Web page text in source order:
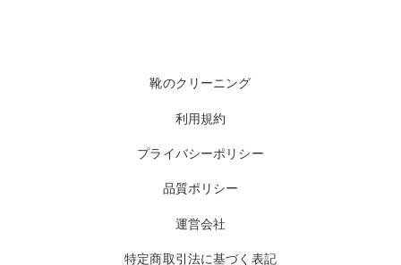
靴のクリーニング
利用規約
プライバシーポリシー
品質ポリシー
運営会社
特定商取引法に基づく表記